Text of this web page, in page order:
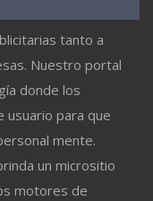
tanto a
Nuestro portal
donde los
usuario para que
mente.
un micrositio
motores de